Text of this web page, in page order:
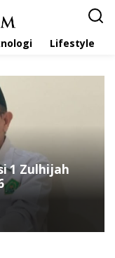
Lifestyle
1 Zulhijah